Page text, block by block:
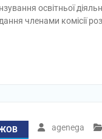
освітньої
членами комісії
agenega